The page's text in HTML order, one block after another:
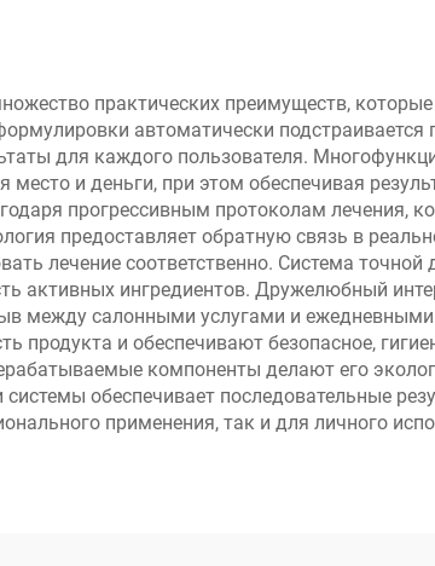
оптом
практических преимуществ,
автоматически
для каждого пользователя.
и деньги, при этом обеспечивая
прогрессивным протоколам лечения,
предоставляет обратную связь в
лечение соответственно. Система
активных ингредиентов. Дружелюбный
между салонными услугами и
продукта и обеспечивают безопасное,
компоненты делают его
обеспечивает последовательные
применения, так и для личного